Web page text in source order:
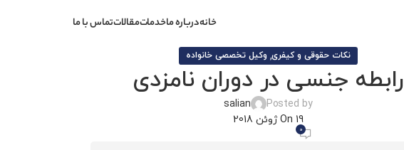
خانهدرباره ماخدماتمقالاتتماس با ما
نکات حقوقی و کیفری, وکیل تخصصی خانواده
رابطه جنسی در دوران نامزدی
Posted by
salian
On 19 ژوئن 2018
0